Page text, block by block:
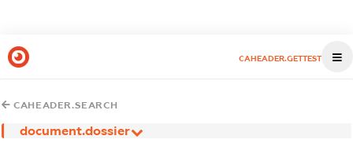
CAHEADER.GETTEST
CAHEADER.SEARCH
document.dossier